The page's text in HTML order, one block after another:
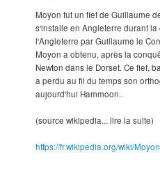
Moyon fut un fief de Guillaume
s'installe en Angleterre durant
l'Angleterre par Guillaume le
Moyon a obtenu, après la
Newton dans le Dorset. Ce fief,
a perdu au fil du temps son
aujourd'hui Hammoon..
(source wikipedia... lire la suite)
https://fr.wikipedia.org/wiki/